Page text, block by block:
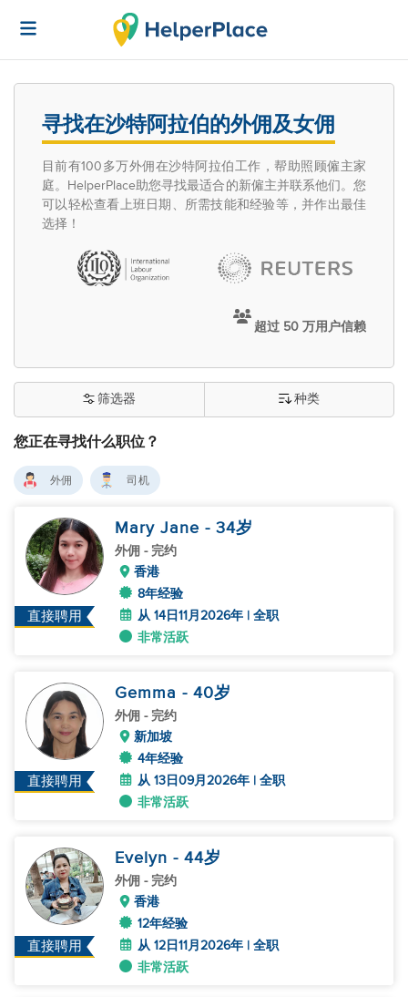
寻找在沙特阿拉伯的外佣及女佣
目前有100多万外佣在沙特阿拉伯工作，帮助照顾僱主家
庭。HelperPlace助您寻找最适合的新僱主并联系他们。您
可以轻松查看上班日期、所需技能和经验等，并作出最佳
选择！
超过 50 万用户信赖
您正在寻找什么职位？
筛选器 种类
外佣 司机
直接聘用
Mary Jane - 34岁
外佣 - 完约
香港
8年经验
从 14日11月2026年 | 全职
非常活跃
直接聘用
Gemma - 40岁
外佣 - 完约
新加坡
4年经验
从 13日09月2026年 | 全职
非常活跃
直接聘用
Evelyn - 44岁
外佣 - 完约
香港
12年经验
从 12日11月2026年 | 全职
非常活跃